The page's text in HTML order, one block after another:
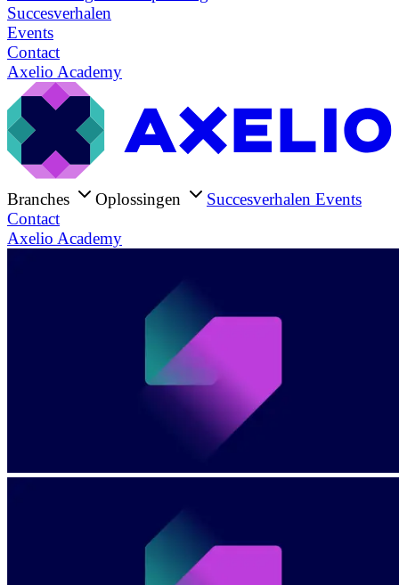
Succesverhalen
Events
Contact
Axelio Academy
Branches Oplossingen Succesverhalen Events
Contact
Axelio Academy